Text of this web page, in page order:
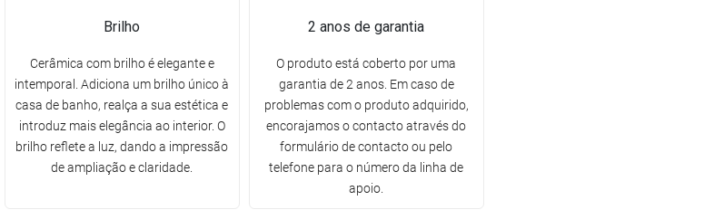
Brilho
Cerâmica com brilho é elegante e
intemporal. Adiciona um brilho único à
casa de banho, realça a sua estética e
introduz mais elegância ao interior. O
brilho reflete a luz, dando a impressão
de ampliação e claridade.
2 anos de garantia
O produto está coberto por uma
garantia de 2 anos. Em caso de
problemas com o produto adquirido,
encorajamos o contacto através do
formulário de contacto ou pelo
telefone para o número da linha de
apoio.